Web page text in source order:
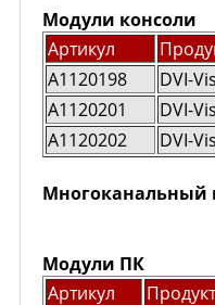
Модули консоли
Артикул
A1120198
DVI-
A1120201
DVI-
A1120202
DVI-
Многоканальный
Модули ПК
Артикул
Продукт